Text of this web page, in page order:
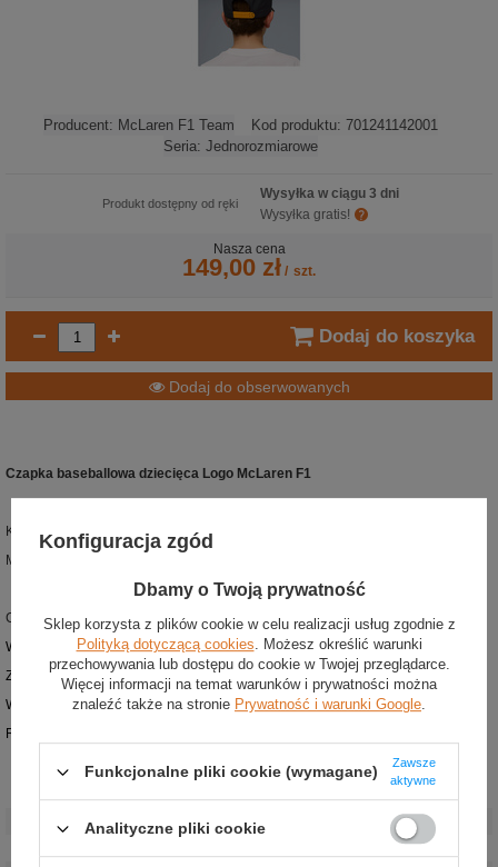
Producent: McLaren F1 Team Kod produktu: 701241142001
Seria: Jednorozmiarowe
Produkt dostępny od ręki
Wysyłka w ciągu 3 dni
Wysyłka gratis!
Nasza cena
149,00 zł / szt.
Dodaj do koszyka
Dodaj do obserwowanych
Czapka baseballowa dziecięca Logo McLaren F1
Kolor: czarny
Materiał: 100% poliester
Czapka baseballowa dla dzieci z najnowszej kolekcji zespołu McLaren F1
Wykonana z wysokiej jakości poliestru
Z przodu umieszczono nadrukowane logo zespołu
Wewnętrzna część daszka w kontrastowym kolorze
Regulowany pasek
Kategoria
Czapki baseballowe
Konfiguracja zgód
Dbamy o Twoją prywatność
Sklep korzysta z plików cookie w celu realizacji usług zgodnie z
Polityką dotyczącą cookies. Możesz określić warunki
przechowywania lub dostępu do cookie w Twojej przeglądarce.
Więcej informacji na temat warunków i prywatności można
znaleźć także na stronie Prywatność i warunki Google.
Funkcjonalne pliki cookie (wymagane)
Zawsze
aktywne
Analityczne pliki cookie